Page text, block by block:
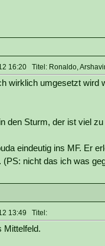
16:20 Titel: Ronaldo,
wirklich umgesetzt wird
den Sturm, der ist viel
eindeutig ins MF. Er
nicht das ich was
13:49 Titel:
Mittelfeld.